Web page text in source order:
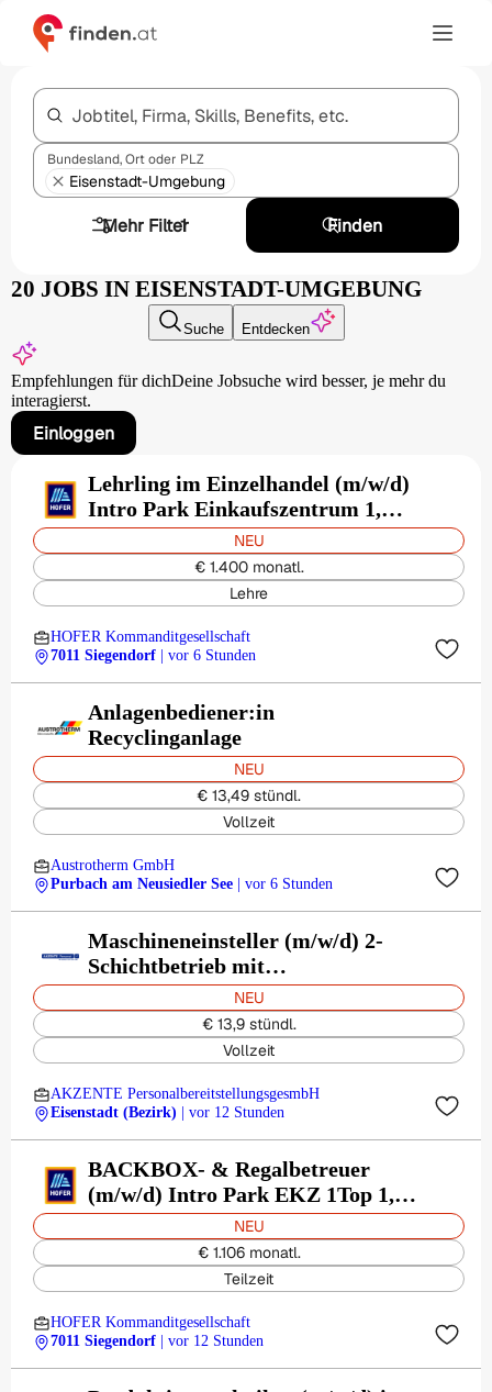
Jobtitel, Firma, Skills, Benefits, etc.
Bundesland, Ort oder PLZ
Eisenstadt-Umgebung
Mehr Filter
1 Finden
20 JOBS IN EISENSTADT-UMGEBUNG
Suche Entdecken
Empfehlungen für dichDeine Jobsuche wird besser, je mehr du
interagierst.
Einloggen
Lehrling im Einzelhandel (m/w/d)
Intro Park Einkaufszentrum 1,
7011 SiegendorfNEU
€ 1.400 monatl.
Lehre
HOFER Kommanditgesellschaft
7011 Siegendorf
| vor 6 Stunden
Anlagenbediener:in
Recyclinganlage
NEU
€ 13,49 stündl.
Vollzeit
Austrotherm GmbH
Purbach am Neusiedler See
| vor 6 Stunden
Maschineneinsteller (m/w/d) 2-
Schichtbetrieb mit
handwerklichem Geschick
NEU
€ 13,9 stündl.
Vollzeit
AKZENTE PersonalbereitstellungsgesmbH
Eisenstadt (Bezirk)
| vor 12 Stunden
BACKBOX- & Regalbetreuer
(m/w/d) Intro Park EKZ 1Top 1,
7011 SiegendorfNEU
€ 1.106 monatl.
Teilzeit
HOFER Kommanditgesellschaft
7011 Siegendorf
| vor 12 Stunden